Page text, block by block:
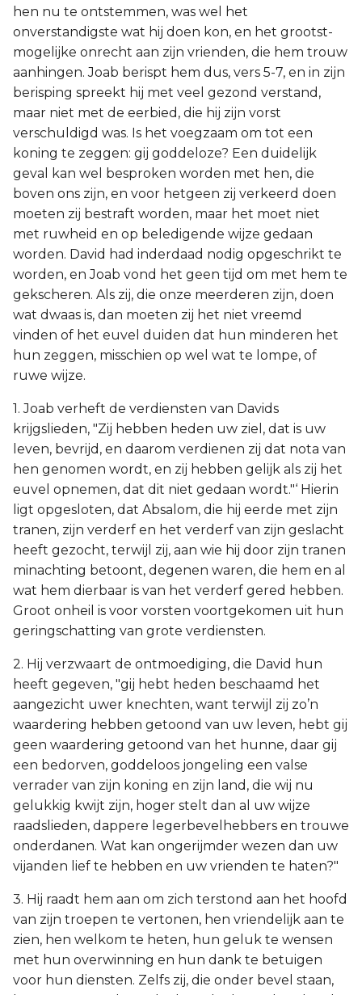
hen nu te ontstemmen, was wel het
onverstandigste wat hij doen kon, en het grootst-
mogelijke onrecht aan zijn vrienden, die hem trouw
aanhingen. Joab berispt hem dus, vers 5-7, en in zijn
berisping spreekt hij met veel gezond verstand,
maar niet met de eerbied, die hij zijn vorst
verschuldigd was. Is het voegzaam om tot een
koning te zeggen: gij goddeloze? Een duidelijk
geval kan wel besproken worden met hen, die
boven ons zijn, en voor hetgeen zij verkeerd doen
moeten zij bestraft worden, maar het moet niet
met ruwheid en op beledigende wijze gedaan
worden. David had inderdaad nodig opgeschrikt te
worden, en Joab vond het geen tijd om met hem te
gekscheren. Als zij, die onze meerderen zijn, doen
wat dwaas is, dan moeten zij het niet vreemd
vinden of het euvel duiden dat hun minderen het
hun zeggen, misschien op wel wat te lompe, of
ruwe wijze.
1. Joab verheft de verdiensten van Davids
krijgslieden, "Zij hebben heden uw ziel, dat is uw
leven, bevrijd, en daarom verdienen zij dat nota van
hen genomen wordt, en zij hebben gelijk als zij het
euvel opnemen, dat dit niet gedaan wordt."‘ Hierin
ligt opgesloten, dat Absalom, die hij eerde met zijn
tranen, zijn verderf en het verderf van zijn geslacht
heeft gezocht, terwijl zij, aan wie hij door zijn tranen
minachting betoont, degenen waren, die hem en al
wat hem dierbaar is van het verderf gered hebben.
Groot onheil is voor vorsten voortgekomen uit hun
geringschatting van grote verdiensten.
2. Hij verzwaart de ontmoediging, die David hun
heeft gegeven, "gij hebt heden beschaamd het
aangezicht uwer knechten, want terwijl zij zo’n
waardering hebben getoond van uw leven, hebt gij
geen waardering getoond van het hunne, daar gij
een bedorven, goddeloos jongeling een valse
verrader van zijn koning en zijn land, die wij nu
gelukkig kwijt zijn, hoger stelt dan al uw wijze
raadslieden, dappere legerbevelhebbers en trouwe
onderdanen. Wat kan ongerijmder wezen dan uw
vijanden lief te hebben en uw vrienden te haten?"
3. Hij raadt hem aan om zich terstond aan het hoofd
van zijn troepen te vertonen, hen vriendelijk aan te
zien, hen welkom te heten, hun geluk te wensen
met hun overwinning en hun dank te betuigen
voor hun diensten. Zelfs zij, die onder bevel staan,